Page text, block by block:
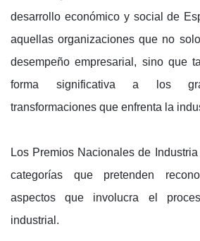
desarrollo económico y social de
aquellas organizaciones que no
desempeño empresarial, sino que
forma significativa a los
transformaciones que enfrenta la
Los Premios Nacionales de
categorías que pretenden
aspectos que involucra el
industrial.